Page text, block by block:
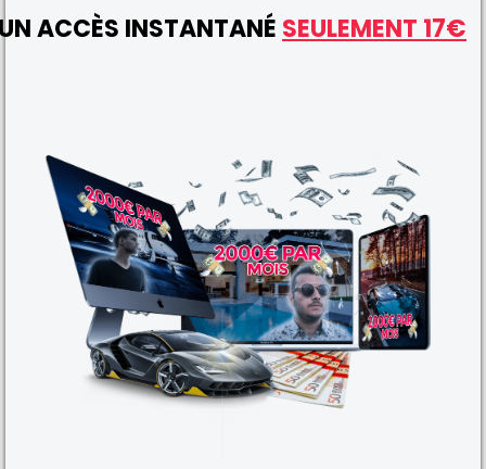
ACCÈS INSTANTANÉ SEULEMENT 17€